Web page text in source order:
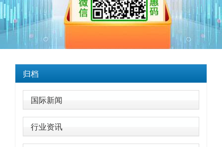
归档
国际新闻
行业资讯